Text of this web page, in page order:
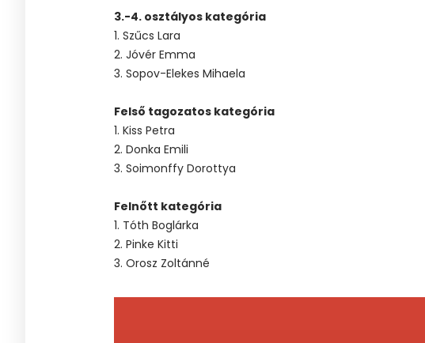
3.-4. osztályos kategória
1. Szűcs Lara
2. Jóvér Emma
3. Sopov-Elekes Mihaela
Felső tagozatos kategória
1. Kiss Petra
2. Donka Emili
3. Soimonffy Dorottya
Felnőtt kategória
1. Tóth Boglárka
2. Pinke Kitti
3. Orosz Zoltánné